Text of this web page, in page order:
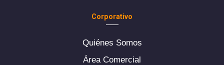
Corporativo
Quiénes Somos
Área Comercial